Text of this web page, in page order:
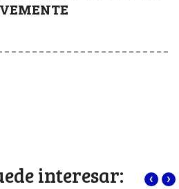
interesar: ‹ ›